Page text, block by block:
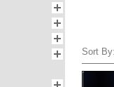
Sort By: